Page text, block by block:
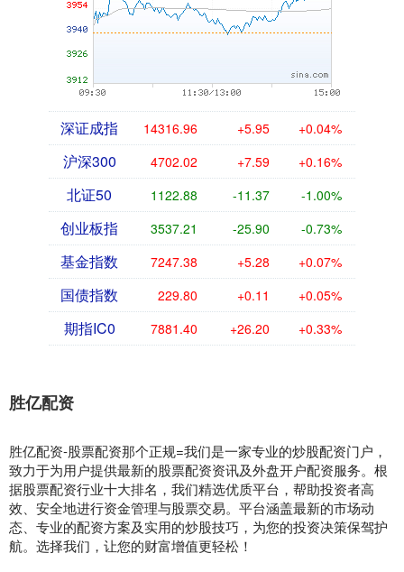
深证成指 14316.96 +5.95 +0.04%
沪深300 4702.02 +7.59 +0.16%
北证50 1122.88 -11.37 -1.00%
创业板指 3537.21 -25.90 -0.73%
基金指数 7247.38 +5.28 +0.07%
国债指数 229.80 +0.11 +0.05%
期指IC0 7881.40 +26.20 +0.33%
胜亿配资
胜亿配资-股票配资那个正规=我们是一家专业的炒股配资门户，
致力于为用户提供最新的股票配资资讯及外盘开户配资服务。根
据股票配资行业十大排名，我们精选优质平台，帮助投资者高
效、安全地进行资金管理与股票交易。平台涵盖最新的市场动
态、专业的配资方案及实用的炒股技巧，为您的投资决策保驾护
航。选择我们，让您的财富增值更轻松！